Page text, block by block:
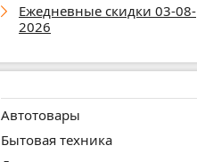
Ежедневные скидки 03-08-
2026
Автотовары
Бытовая техника